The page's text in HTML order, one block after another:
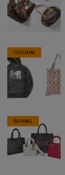
COLUMN
BUYING